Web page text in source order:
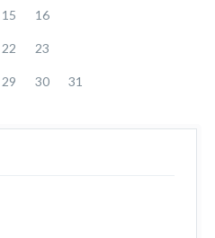
15 16
22 23
29 30 31